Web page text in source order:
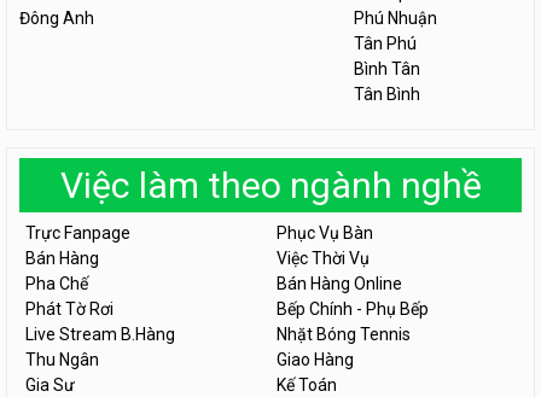
Đông Anh
Phú Nhuận
Tân Phú
Bình Tân
Tân Bình
Việc làm theo ngành nghề
Trực Fanpage
Phục Vụ Bàn
Bán Hàng
Việc Thời Vụ
Pha Chế
Bán Hàng Online
Phát Tờ Rơi
Bếp Chính - Phụ Bếp
Live Stream B.Hàng
Nhặt Bóng Tennis
Thu Ngân
Giao Hàng
Gia Sư
Kế Toán